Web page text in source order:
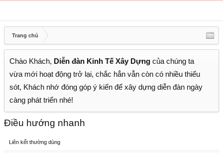
Trang chủ
Chào Khách, Diễn đàn Kinh Tế Xây Dựng của chúng ta
vừa mới hoạt động trở lại, chắc hẳn vẫn còn có nhiều thiếu
sót, Khách nhớ đóng góp ý kiến để xây dựng diễn đàn ngày
càng phát triển nhé!
Điều hướng nhanh
Liên kết thường dùng